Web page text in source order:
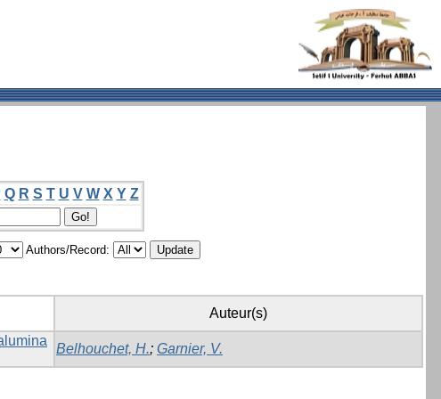
Q R S T U V W X Y Z
Authors/Record:
Auteur(s)
Belhouchet, H.; Garnier, V.